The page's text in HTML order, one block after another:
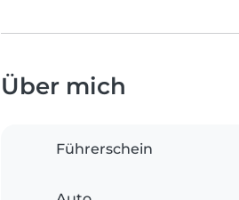
Über mich
Führerschein